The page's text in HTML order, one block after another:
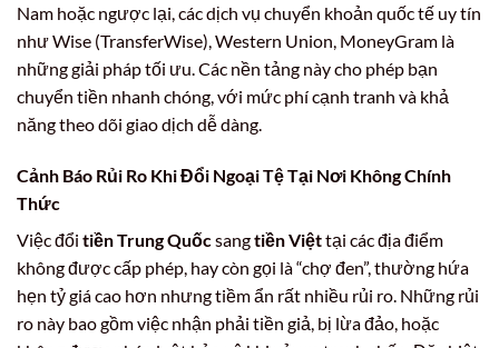
Nam hoặc ngược lại, các dịch vụ chuyển khoản quốc tế uy tín
như Wise (TransferWise), Western Union, MoneyGram là
những giải pháp tối ưu. Các nền tảng này cho phép bạn
chuyển tiền nhanh chóng, với mức phí cạnh tranh và khả
năng theo dõi giao dịch dễ dàng.
Cảnh Báo Rủi Ro Khi Đổi Ngoại Tệ Tại Nơi Không Chính
Thức
Việc đổi tiền Trung Quốcsangtiền Việttại các địa điểm
không được cấp phép, hay còn gọi là “chợ đen”, thường hứa
hẹn tỷ giá cao hơn nhưng tiềm ẩn rất nhiều rủi ro. Những rủi
ro này bao gồm việc nhận phải tiền giả, bị lừa đảo, hoặc